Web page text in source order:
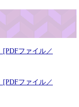
ファイル／
ファイル／